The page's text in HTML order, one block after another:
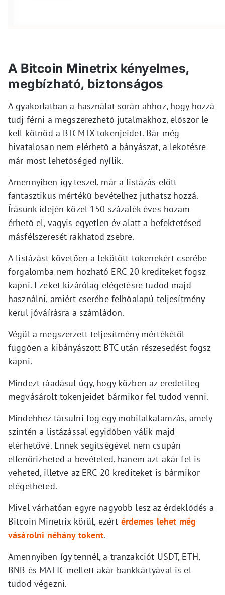
A Bitcoin Minetrix kényelmes,
megbízható, biztonságos
A gyakorlatban a használat során ahhoz, hogy hozzá
tudj férni a megszerezhető jutalmakhoz, először le
kell kötnöd a BTCMTX tokenjeidet. Bár még
hivatalosan nem elérhető a bányászat, a lekötésre
már most lehetőséged nyílik.
Amennyiben így teszel, már a listázás előtt
fantasztikus mértékű bevételhez juthatsz hozzá.
Írásunk idején közel 150 százalék éves hozam
érhető el, vagyis egyetlen év alatt a befektetésed
másfélszeresét rakhatod zsebre.
A listázást követően a lekötött tokenekért cserébe
forgalomba nem hozható ERC-20 krediteket fogsz
kapni. Ezeket kizárólag elégetésre tudod majd
használni, amiért cserébe felhőalapú teljesítmény
kerül jóváírásra a számládon.
Végül a megszerzett teljesítmény mértékétől
függően a kibányászott BTC után részesedést fogsz
kapni.
Mindezt ráadásul úgy, hogy közben az eredetileg
megvásárolt tokenjeidet bármikor fel tudod venni.
Mindehhez társulni fog egy mobilalkalamzás, amely
szintén a listázással egyidőben válik majd
elérhetővé. Ennek segítségével nem csupán
ellenőrizheted a bevételed, hanem azt akár fel is
veheted, illetve az ERC-20 krediteket is bármikor
elégetheted.
Mivel várhatóan egyre nagyobb lesz az érdeklődés a
Bitcoin Minetrix körül, ezért érdemes lehet még
vásárolni néhány tokent.
Amennyiben így tennél, a tranzakciót USDT, ETH,
BNB és MATIC mellett akár bankkártyával is el
tudod végezni.